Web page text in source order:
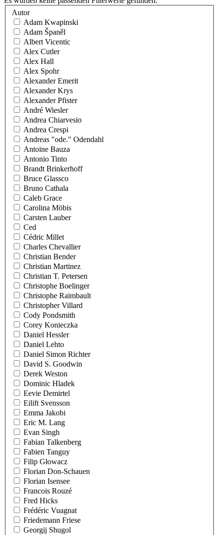
Autor
Adam Kwapinski
Adam Španěl
Albert Vicentic
Alex Cutler
Alex Hall
Alex Spohr
Alexander Emerit
Alexander Krys
Alexander Pfister
André Wiesler
Andrea Chiarvesio
Andrea Crespi
Andreas "ode." Odendahl
Antoine Bauza
Antonio Tinto
Brandt Brinkerhoff
Bruce Glassco
Bruno Cathala
Caleb Grace
Carolina Möbis
Carsten Lauber
Ced
Cédric Millet
Charles Chevallier
Christian Bender
Christian Martinez
Christian T. Petersen
Christophe Boelinger
Christophe Raimbault
Christopher Villard
Cody Pondsmith
Corey Konieczka
Daniel Hessler
Daniel Lehto
Daniel Simon Richter
David S. Goodwin
Derek Weston
Dominic Hladek
Eevie Demirtel
Eilift Svensson
Emma Jakobi
Eric M. Lang
Evan Singh
Fabian Talkenberg
Fabien Tanguy
Filip Głowacz
Florian Don-Schauen
Florian Isensee
Francois Rouzé
Fred Hicks
Frédéric Vuagnat
Friedemann Friese
Georgij Shugol